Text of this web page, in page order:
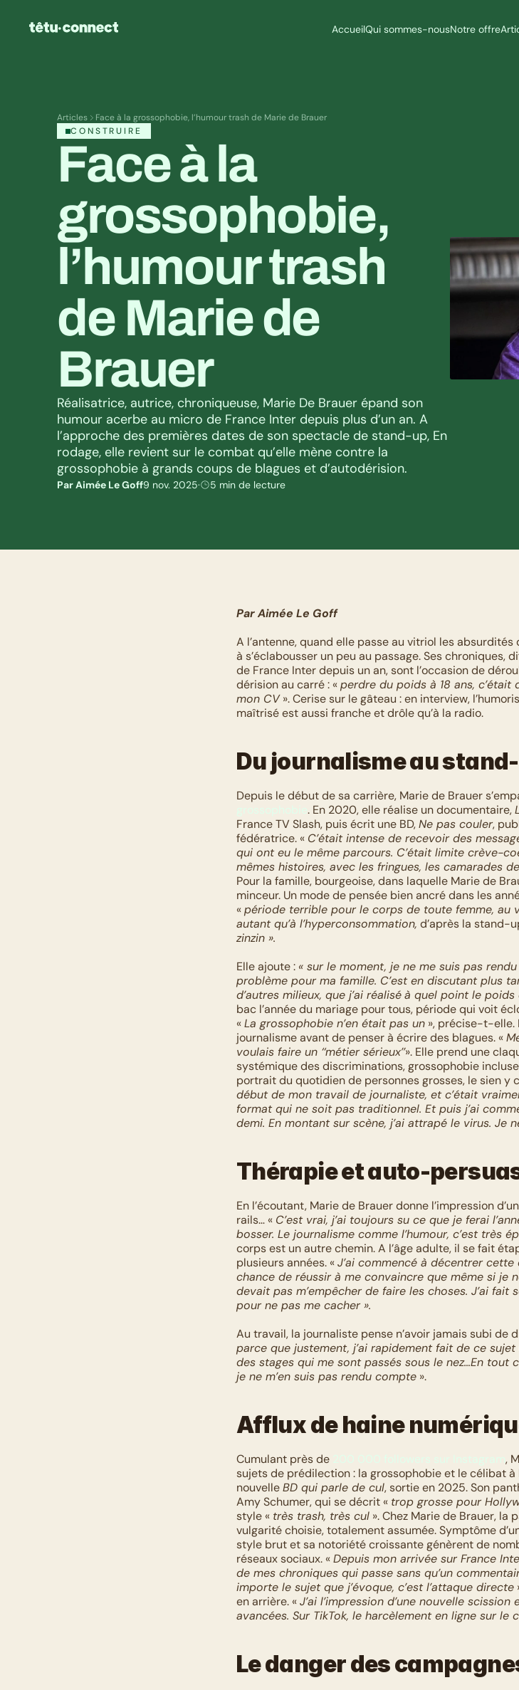
AccueilQui sommes-nousNotre offre
Articles
Face à la grossophobie, l’humour trash de Marie de Brauer
CONSTRUIRE
Face à la
grossophobie,
l’humour trash
de Marie de
Brauer
Réalisatrice, autrice, chroniqueuse, Marie De Brauer épand son
humour acerbe au micro de France Inter depuis plus d’un an. A
l’approche des premières dates de son spectacle de stand-up, En
rodage, elle revient sur le combat qu’elle mène contre la
grossophobie à grands coups de blagues et d’autodérision.
Par Aimée Le Goff9 nov. 2025· 5 min de lecture
Par Aimée Le Goff
A l’antenne, quand elle passe au vitriol les absurdités
à s’éclabousser un peu au passage. Ses chroniques,
de France Inter depuis un an, sont l’occasion de
dérision au carré : « perdre du poids à 18 ans, c’était
mon CV ». Cerise sur le gâteau : en interview,
maîtrisé est aussi franche et drôle qu’à la radio.
Du journalisme au
. En 2020, elle réalise un documentaire,
France TV Slash, puis écrit une BD, Ne pas couler,
fédératrice. « C’était intense de recevoir des
qui ont eu le même parcours. C’était limite crève-
mêmes histoires, avec les fringues, les camarades
Pour la famille, bourgeoise, dans laquelle Marie de
minceur. Un mode de pensée bien ancré dans les
« période terrible pour le corps de toute femme, au
autant qu’à l’hyperconsommation, d’après la stand-
zinzin ».
Elle ajoute : « sur le moment, je ne me suis pas
problème pour ma famille. C’est en discutant plus
d’autres milieux, que j’ai réaliséà quel point le poids
bac l’année du mariage pour tous, période qui voit
« La grossophobie n’en était pas un », précise-t-elle.
journalisme avant de penser à écrire des blagues. «
voulais faire un ‘‘métier sérieux’’». Elle prend une
systémique des discriminations, grossophobie
portrait du quotidien de personnes grosses, le sien y
début de mon travail de journaliste, et c’était
format qui ne soit pas traditionnel. Et puis j’ai
demi. En montant sur scène, j’ai attrapé le virus. Je
Thérapie et auto-
En l’écoutant, Marie de Brauer donne l’impression
rails… « C’est vrai, j’ai toujours su ce que je ferai
bosser. Le journalisme comme l’humour, c’est très
corps est un autre chemin. A l’âge adulte, il se fait
plusieurs années. « J’ai commencé à décentrer
chance de réussir à me convaincre que même si je
devait pas m’empêcher de faire les choses. J’ai
pour ne pas me cacher ».
Au travail, la journaliste pense n’avoir jamais subi de
parce que justement, j’ai rapidement fait de ce
des stages qui me sont passés sous le nez…En tout
je ne m’en suis pas rendu compte ».
Afflux de haine
Cumulant près de
,
sujets de prédilection : la grossophobie et le célibat
nouvelle BD qui parle de cul, sortie en 2025. Son
Amy Schumer, qui se décrit « trop grosse pour
style « très trash, très cul ». Chez Marie de Brauer, la
vulgarité choisie, totalement assumée. Symptôme
style brut et sa notoriété croissante génèrent de
réseaux sociaux. « Depuis mon arrivée sur France
de mes chroniques qui passe sans qu’un
importe le sujet que j’évoque, c’est l’attaque directe
en arrière. « J’ai l’impression d’une nouvelle
avancées. Sur TikTok, le harcèlement en ligne sur le
Le danger des